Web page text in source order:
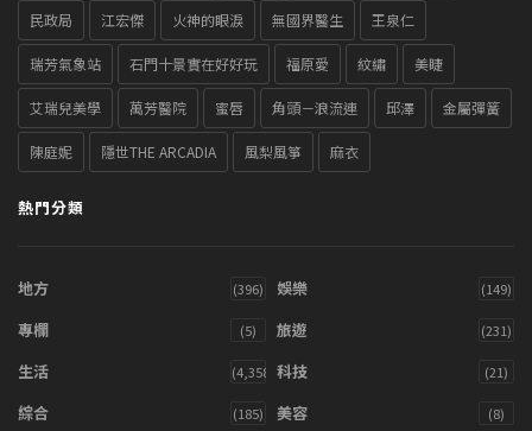
民政局 江宏傑 火神的眼淚 無國界醫生 王泉仁
瑞芳氣象站 石門十景實在好好玩 福原愛 紋繡 美睫
艾瑞兒美學 萬芳醫院 蜜唇 角頭－浪流連 邱澤 金屬彈簧
陳庭妮 隱世THE ARCADIA 風梨風箏 麻衣
熱門分類
地方 (396) 娛樂 (149)
專欄 (5) 旅遊 (231)
生活 (4,358) 科技 (21)
綜合 (185) 美容 (8)